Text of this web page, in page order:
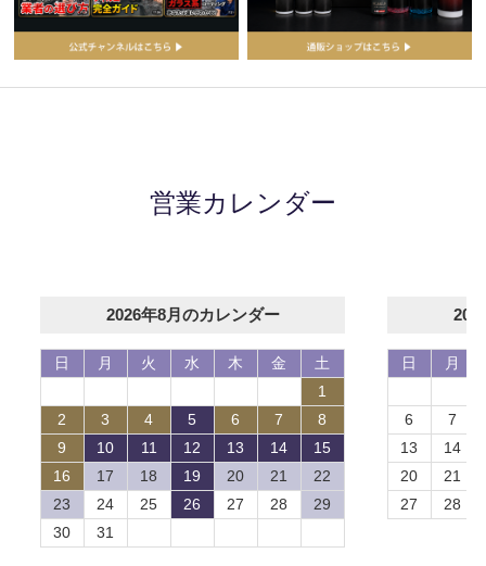
営業カレンダー
2026年8月のカレンダー
日 月 火 水 木 金
土
1
2
3 4 5 6 7
8
9
10 11 12 13 14
15
16
17 18 19 20 21
22
23
24 25 26 27 28
29
30
31
日 月
6
7
13
14
20
21
27
28